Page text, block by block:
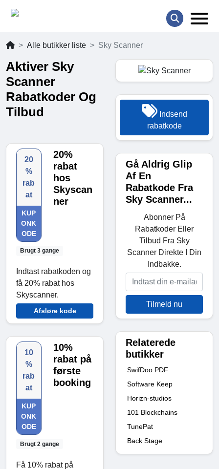
Alle butikker liste Sky Scanner
Aktiver Sky
Scanner
Rabatkoder Og
Tilbud
20
%
rab
at
KUP
ONK
ODE
Brugt 3 gange
20%
rabat
hos
Skyscan
ner
Indtast rabatkoden og
få 20% rabat hos
Skyscanner.
Afsløre kode
10
%
rab
at
KUP
ONK
ODE
Brugt 2 gange
10%
rabat på
første
booking
Få 10% rabat på
Indsend
rabatkode
Gå Aldrig Glip
Af En
Rabatkode Fra
Sky Scanner...
Abonner På
Rabatkoder Eller
Tilbud Fra Sky
Scanner Direkte I Din
Indbakke.
Tilmeld nu
Relaterede
butikker
SwifDoo PDF
Software Keep
Horizn-studios
101 Blockchains
TunePat
Back Stage